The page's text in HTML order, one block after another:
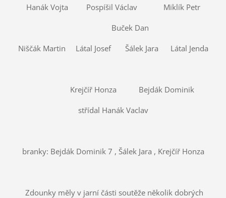
Hanák Vojta Pospíšil Václav Miklík Petr
Buček Dan
Niščák Martin Látal Josef Šálek Jara Látal Jenda
Krejčíř Honza Bejdák Dominik
střídal Hanák Vaclav
branky: Bejdák Dominik 7 , Šálek Jara , Krejčíř Honza
Zdounky měly v jarní části soutěže několik dobrých